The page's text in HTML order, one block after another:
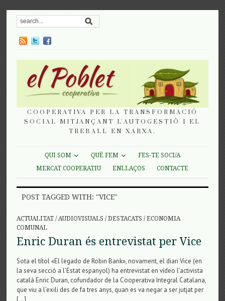
COOPERATIVA PER LA TRANSFORMACIÓ
SOCIAL MITJANÇANT L'AUTOGESTIÓ I EL
TREBALL EN XARXA.
QUI SOM QUÈ FEM
FES-TE SOCI/A
MERCAT COOPERATIU
ENLLAÇOS CONTACTE
POST TAGGED WITH: "VICE"
ACTUALITAT /AUDIOVISUALS /DESTACATS /ECONOMIA
COMUNAL
Enric Duran és entrevistat per Vice
Sota el títol «El legado de Robin Bank», novament, el diari Vice (en
la seva secció a l’Estat espanyol) ha entrevistat en vídeo l’activista
català Enric Duran, cofundador de la Cooperativa Integral Catalana,
que viu a l’exili des de fa tres anys, quan es va negar a ser jutjat per
[…]